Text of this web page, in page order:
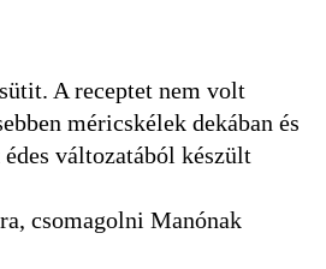
A receptet nem volt
méricskélek dekában és
változatából készült
csomagolni Manónak